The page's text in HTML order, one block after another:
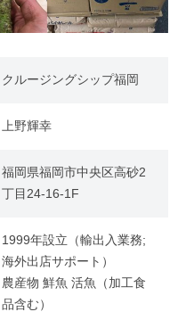
クルージングシップ福岡
上野輝幸
福岡県福岡市中央区高砂2
丁目24-16-1F
1999年設立（輸出入業務;
海外出店サポート）
農産物 鮮魚 活魚（加工食
品含む）